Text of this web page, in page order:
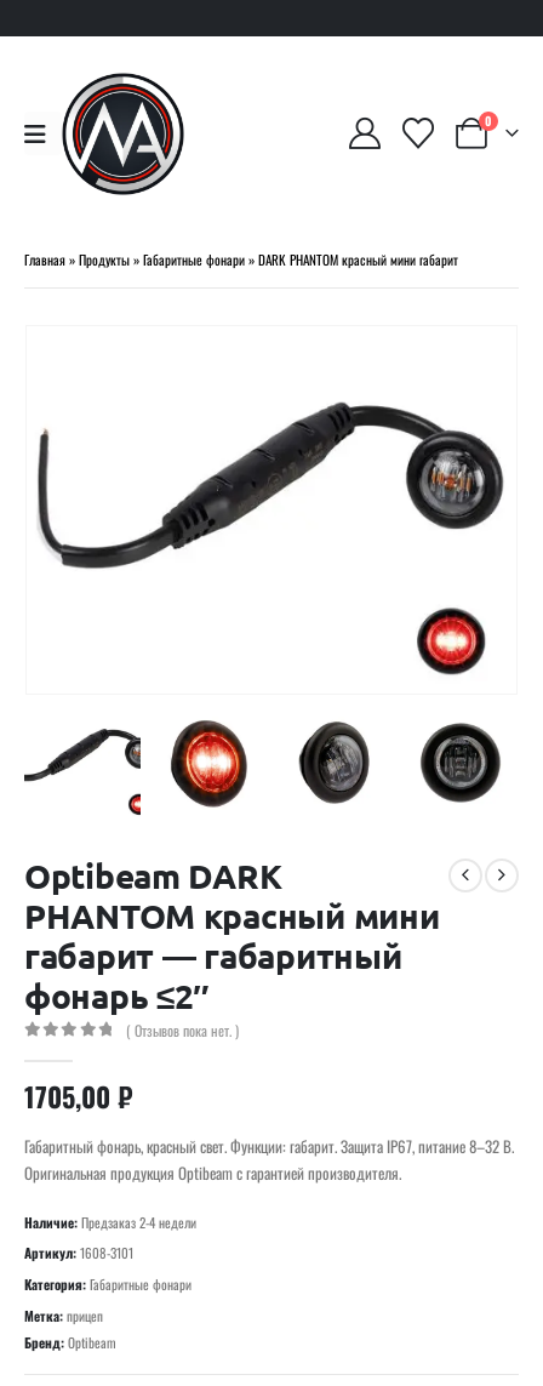
0
Главная»Продукты»Габаритные фонари»DARK PHANTOM красный мини габарит
Optibeam DARK
PHANTOM красный мини
габарит — габаритный
фонарь ≤2″
( Отзывов пока нет. )
1705,00 ₽
Габаритный фонарь, красный свет. Функции: габарит. Защита IP67, питание 8–32 В.
Оригинальная продукция Optibeam с гарантией производителя.
Наличие:Предзаказ 2-4 недели
Артикул:1608-3101
Категория:Габаритные фонари
Метка:прицеп
Бренд:Optibeam